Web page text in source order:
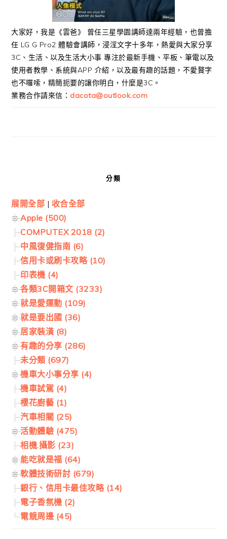
大家好，我是《雲爸》 曾任三星學園講師達兩年經驗，也曾擔
任 LG G Pro2 體驗會講師，浸淫文字十多年，熱愛與大家分享
3C、生活、以及生活大小事 專注於最新手機、平板、筆電以及
使用者教學、系統與APP 介紹，以及最有趣的話題，不愛贅字
也不囉嗦，精簡扼要的讓你明白，什麼是3C。
業務合作請來信： dacota@outlook.com
分類
展開全部 | 收合全部
Apple (500)
COMPUTEX 2018 (2)
中風復健指南 (6)
信用卡或刷卡攻略 (10)
印表機 (4)
各類3C開箱文 (3233)
就是愛運動 (109)
就是要出國 (36)
居家裝潢 (8)
有趣的分享 (286)
未分類 (697)
機車大小事分享 (4)
機車試駕 (4)
櫻花廚藝 (1)
汽車相關 (25)
活動體驗 (475)
相機.攝影 (23)
能吃就是福 (64)
軟體技術研討 (679)
銀行、信用卡最佳攻略 (14)
電子香氛機 (2)
電競周邊 (45)